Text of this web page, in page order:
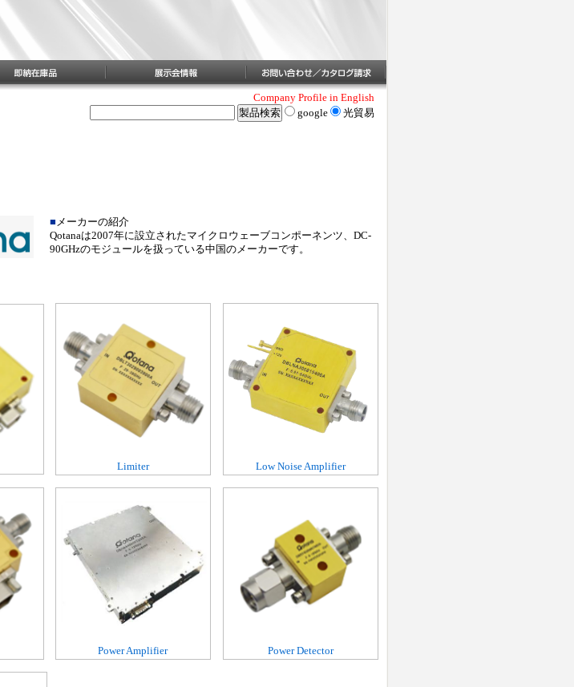
Company Profile in English
google 光貿易
■ メーカーの紹介
Qotanaは2007年に設立されたマイクロウェーブコンポーネンツ、DC-
90GHzのモジュールを扱っている中国のメーカーです。
Limiter Low Noise Amplifier
Power Amplifier Power Detector